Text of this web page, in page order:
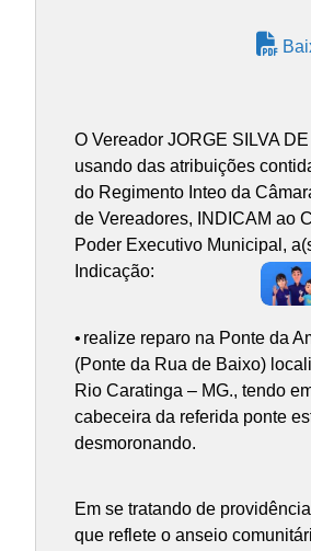
O Vereador JORGE SILVA
usando das atribuições
do Regimento Inteo da
de Vereadores, INDICAM ao
Poder Executivo Municipal,
Indicação:
• realize reparo na Ponte da
(Ponte da Rua de Baixo)
Rio Caratinga – MG., tendo
cabeceira da referida ponte
desmoronando.
Em se tratando de
que reflete o anseio